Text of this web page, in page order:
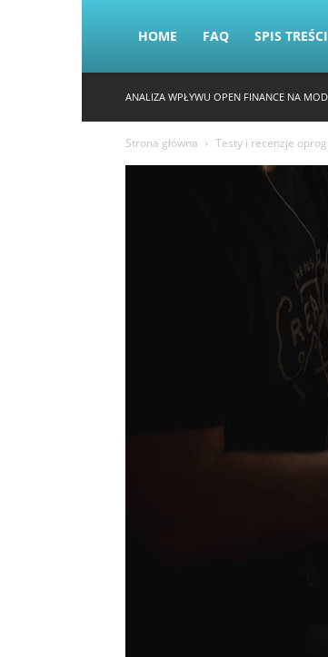
HOME FAQ SPIS TREŚCI
ANALIZA WPŁYWU OPEN FINANCE NA
Strona główna Testy i recenzje